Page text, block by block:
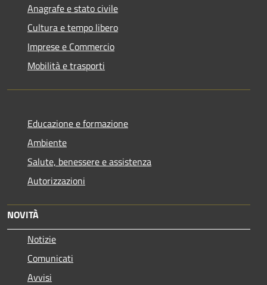
Anagrafe e stato civile
Cultura e tempo libero
Imprese e Commercio
Mobilità e trasporti
Educazione e formazione
Ambiente
Salute, benessere e assistenza
Autorizzazioni
NOVITÀ
Notizie
Comunicati
Avvisi